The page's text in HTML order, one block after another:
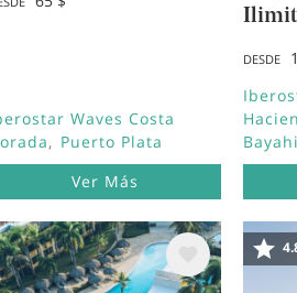
Waves Costa
Puerto Plata
Ver Más
DESDE